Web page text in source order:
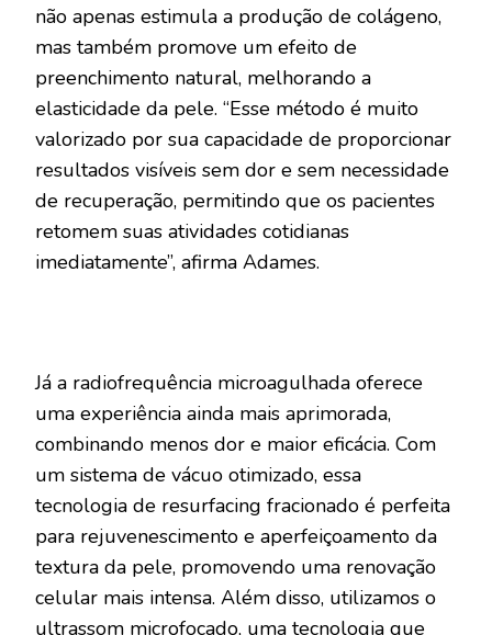
não apenas estimula a produção de colágeno,
mas também promove um efeito de
preenchimento natural, melhorando a
elasticidade da pele. “Esse método é muito
valorizado por sua capacidade de proporcionar
resultados visíveis sem dor e sem necessidade
de recuperação, permitindo que os pacientes
retomem suas atividades cotidianas
imediatamente”, afirma Adames.
Já a radiofrequência microagulhada oferece
uma experiência ainda mais aprimorada,
combinando menos dor e maior eficácia. Com
um sistema de vácuo otimizado, essa
tecnologia de resurfacing fracionado é perfeita
para rejuvenescimento e aperfeiçoamento da
textura da pele, promovendo uma renovação
celular mais intensa. Além disso, utilizamos o
ultrassom microfocado, uma tecnologia que